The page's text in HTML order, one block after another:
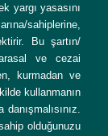
yargı yasasını
sahiplerine,
Bu şartın/
ve cezai
kurmadan ve
kullanmanın
olduğunuzu